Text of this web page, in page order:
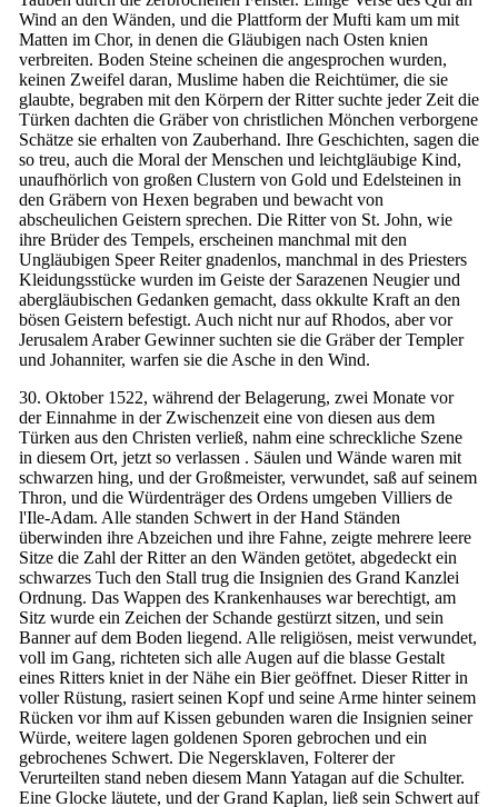
Wind an den Wänden, und die Plattform der Mufti kam um mit
Matten im Chor, in denen die Gläubigen nach Osten knien
verbreiten. Boden Steine ​​scheinen die angesprochen wurden,
keinen Zweifel daran, Muslime haben die Reichtümer, die sie
glaubte, begraben mit den Körpern der Ritter suchte jeder Zeit die
Türken dachten die Gräber von christlichen Mönchen verborgene
Schätze sie erhalten von Zauberhand. Ihre Geschichten, sagen die
so treu, auch die Moral der Menschen und leichtgläubige Kind,
unaufhörlich von großen Clustern von Gold und Edelsteinen in
den Gräbern von Hexen begraben und bewacht von
abscheulichen Geistern sprechen. Die Ritter von St. John, wie
ihre Brüder des Tempels, erscheinen manchmal mit den
Ungläubigen Speer Reiter gnadenlos, manchmal in des Priesters
Kleidungsstücke wurden im Geiste der Sarazenen Neugier und
abergläubischen Gedanken gemacht, dass okkulte Kraft an den
bösen Geistern befestigt. Auch nicht nur auf Rhodos, aber vor
Jerusalem Araber Gewinner suchten sie die Gräber der Templer
und Johanniter, warfen sie die Asche in den Wind.
30. Oktober 1522, während der Belagerung, zwei Monate vor
der Einnahme in der Zwischenzeit eine von diesen aus dem
Türken aus den Christen verließ, nahm eine schreckliche Szene
in diesem Ort, jetzt so verlassen . Säulen und Wände waren mit
schwarzen hing, und der Großmeister, verwundet, saß auf seinem
Thron, und die Würdenträger des Ordens umgeben Villiers de
l'Ile-Adam. Alle standen Schwert in der Hand Ständen
überwinden ihre Abzeichen und ihre Fahne, zeigte mehrere leere
Sitze die Zahl der Ritter an den Wänden getötet, abgedeckt ein
schwarzes Tuch den Stall trug die Insignien des Grand Kanzlei
Ordnung. Das Wappen des Krankenhauses war berechtigt, am
Sitz wurde ein Zeichen der Schande gestürzt sitzen, und sein
Banner auf dem Boden liegend. Alle religiösen, meist verwundet,
voll im Gang, richteten sich alle Augen auf die blasse Gestalt
eines Ritters kniet in der Nähe ein Bier geöffnet. Dieser Ritter in
voller Rüstung, rasiert seinen Kopf und seine Arme hinter seinem
Rücken vor ihm auf Kissen gebunden waren die Insignien seiner
Würde, weitere lagen goldenen Sporen gebrochen und ein
gebrochenes Schwert. Die Negersklaven, Folterer der
Verurteilten stand neben diesem Mann Yatagan auf die Schulter.
Eine Glocke läutete, und der Grand Kaplan, ließ sein Schwert auf